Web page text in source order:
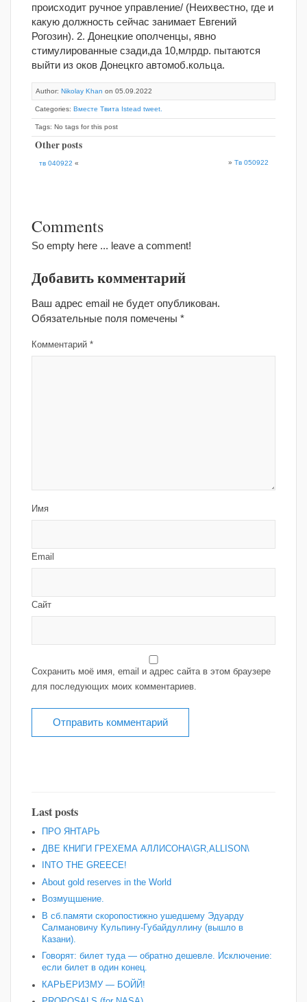
происходит ручное управление/ (Неихвестно, где и
какую должность сейчас занимает Евгений
Рогозин). 2. Донецкие ополченцы, явно
стимулированные сзади,да 10,млрдр. пытаются
выйти из оков Донецкго автомоб.кольца.
Author: Nikolay Khan on 05.09.2022
Categories: Вместе Твита Istead tweet.
Tags: No tags for this post
Other posts
тв 040922 « » Тв 050922
Comments
So empty here ... leave a comment!
Добавить комментарий
Ваш адрес email не будет опубликован.
Обязательные поля помечены *
Комментарий *
Имя
Email
Сайт
Сохранить моё имя, email и адрес сайта в этом браузере
для последующих моих комментариев.
Last posts
ПРО ЯНТАРЬ
ДВЕ КНИГИ ГРЕХЕМА АЛЛИСОНА\GR,ALLISON\
INTO THE GREECE!
About gold reserves in the World
Возмущшение.
В сб.памяти скоропостижно ушедшему Эдуарду
Салмановичу Кульпину-Губайдуллину (вышло в
Казани).
Говорят: билет туда — обратно дешевле. Исключение:
если билет в один конец.
КАРЬЕРИЗМУ — БОЙЙ!